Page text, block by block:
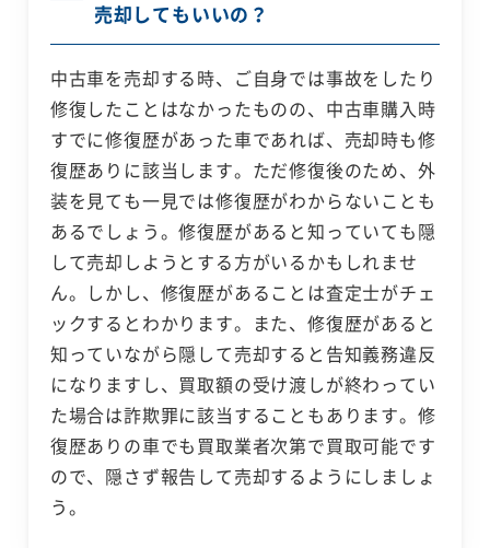
売却してもいいの？
中古車を売却する時、ご自身では事故をしたり
修復したことはなかったものの、中古車購入時
すでに修復歴があった車であれば、売却時も修
復歴ありに該当します。ただ修復後のため、外
装を見ても一見では修復歴がわからないことも
あるでしょう。修復歴があると知っていても隠
して売却しようとする方がいるかもしれませ
ん。しかし、修復歴があることは査定士がチェ
ックするとわかります。また、修復歴があると
知っていながら隠して売却すると告知義務違反
になりますし、買取額の受け渡しが終わってい
た場合は詐欺罪に該当することもあります。修
復歴ありの車でも買取業者次第で買取可能です
ので、隠さず報告して売却するようにしましょ
う。